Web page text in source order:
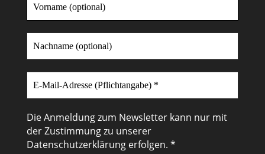
Die Anmeldung zum Newsletter kann nur mit
der Zustimmung zu unserer
Datenschutzerklärungerfolgen. *